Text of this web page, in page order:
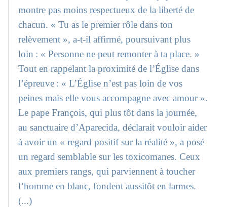
montre pas moins respectueux de la liberté de
chacun. « Tu as le premier rôle dans ton
relèvement », a-t-il affirmé, poursuivant plus
loin : « Personne ne peut remonter à ta place. »
Tout en rappelant la proximité de l’Église dans
l’épreuve : « L’Église n’est pas loin de vos
peines mais elle vous accompagne avec amour ».
Le pape François, qui plus tôt dans la journée,
au sanctuaire d’Aparecida, déclarait vouloir aider
à avoir un « regard positif sur la réalité », a posé
un regard semblable sur les toxicomanes. Ceux
aux premiers rangs, qui parviennent à toucher
l’homme en blanc, fondent aussitôt en larmes.
(...)